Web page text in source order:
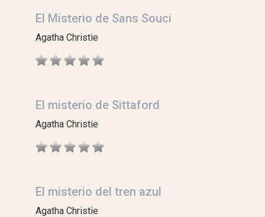
El Misterio de Sans Souci
Agatha Christie
El misterio de Sittaford
Agatha Christie
El misterio del tren azul
Agatha Christie